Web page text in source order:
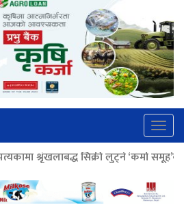
लुट्ने ‘कर्मा समूह’का नाइकेसहित पाँच पक्राउ